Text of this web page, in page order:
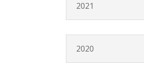
2021
2020